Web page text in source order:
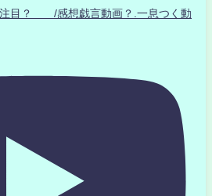
注目？ /感想戯言動画？.一息つく動